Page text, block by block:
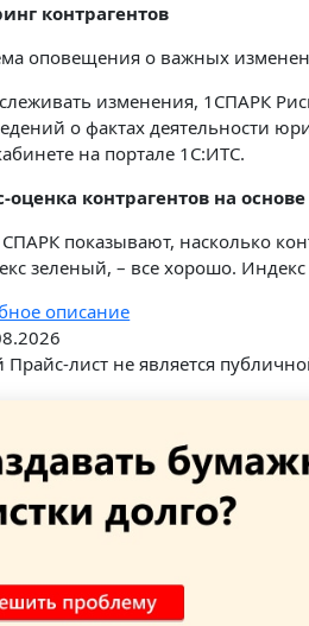
контрагентов
оповещения о важных
изменения, 1СПАРК
о фактах деятельности
на портале 1С:ИТС.
оценка контрагентов на
показывают, насколько
зеленый, – все хорошо.
описание
лист не является